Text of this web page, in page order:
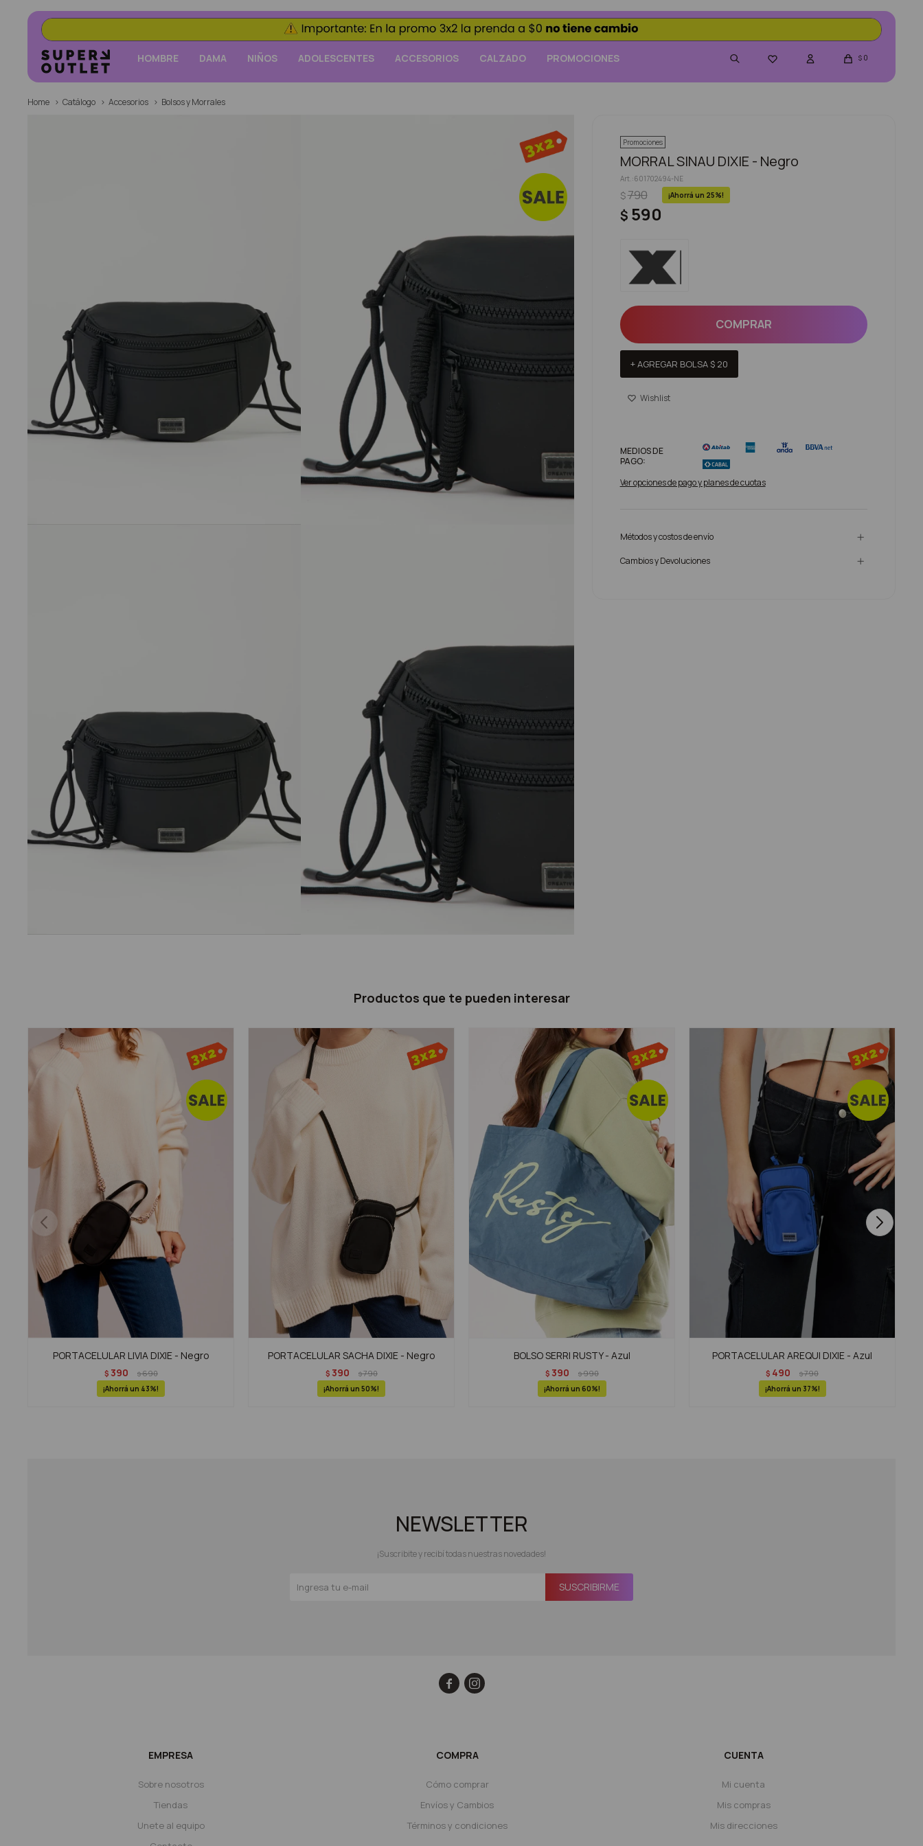
HOMBRE DAMA NIÑOS ADOLESCENTES ACCESORIOS CALZADO PROMOCIONES  $ 0
Home Catálogo Accesorios Bolsos y Morrales
Promociones
MORRAL SINAU DIXIE - Negro
601702494-NE
$ 590
$790 25
COMPRAR
+ AGREGAR BOLSA$ 20
MEDIOS DE
PAGO:
Ver opciones de pago y planes de cuotas
Métodos y costos de envío
Cambios y Devoluciones
Productos que te pueden interesar
PORTACELULAR LIVIA DIXIE - Negro
$ 390 $690
43
PORTACELULAR SACHA DIXIE - Negro
$ 390 $790
50
BOLSO SERRI RUSTY - Azul
$ 390 $990
60
PORTACELULAR AREQUI DIXIE - Azul
$ 490 $790
37
EMPRESA
Sobre nosotros
Tiendas
Unete al equipo
COMPRA
Cómo comprar
Envíos y Cambios
Términos y condiciones
CUENTA
Mi cuenta
Mis compras
Mis direcciones
NEWSLETTER
¡Suscribite y recibí todas nuestras novedades!
SUSCRIBIRME
 